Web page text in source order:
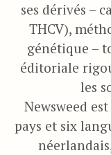
ses dérivés –
THCV),
génétique –
éditoriale
les
Newsweed
pays et six